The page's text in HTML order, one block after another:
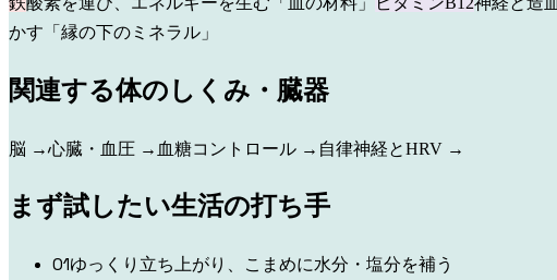
かす「縁の下のミネラル」
関連する体のしくみ・臓器
脳 →心臓・血圧 → 血糖コントロール → 自律神経とHRV →
まず試したい生活の打ち手
01ゆっくり立ち上がり、こまめに水分・塩分を補う